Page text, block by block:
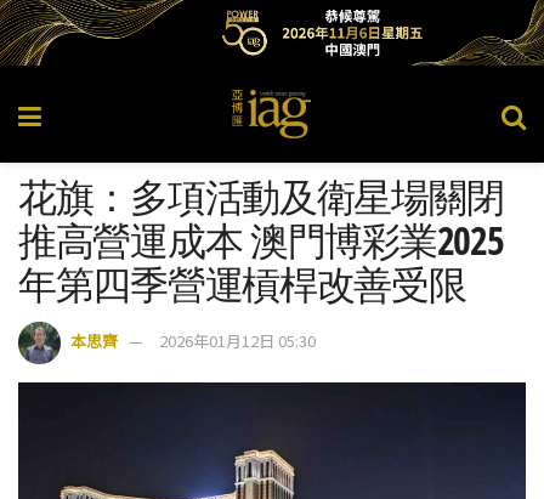
花旗：多項活動及衛星場關閉
推高營運成本 澳門博彩業2025
年第四季營運槓桿改善受限
本思齊 2026年01月12日 05:30